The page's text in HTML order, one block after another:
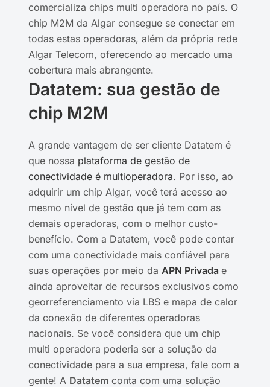
comercializa chips multi operadora no país. O
chip M2M da Algar consegue se conectar em
todas estas operadoras, além da própria rede
Algar Telecom, oferecendo ao mercado uma
cobertura mais abrangente.
Datatem: sua gestão de
chip M2M
A grande vantagem de ser cliente Datatem é
que nossa plataforma de gestão de
conectividade é multioperadora. Por isso, ao
adquirir um chip Algar, você terá acesso ao
mesmo nível de gestão que já tem com as
demais operadoras, com o melhor custo-
benefício. Com a Datatem, você pode contar
com uma conectividade mais confiável para
suas operações por meio da APN Privada e
ainda aproveitar de recursos exclusivos como
georreferenciamento via LBS e mapa de calor
da conexão de diferentes operadoras
nacionais. Se você considera que um chip
multi operadora poderia ser a solução da
conectividade para a sua empresa, fale com a
gente! A Datatemconta com uma solução